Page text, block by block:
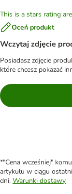
This is a stars rating
Oceń produkt
Wczytaj zdjęcie
Posiadasz zdjęcie
które chcesz pokazać
*"Cena wcześniej"
artykułu w ciągu
dni. Warunki dostawy